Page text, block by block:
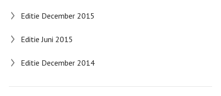
Editie December 2015
Editie Juni 2015
Editie December 2014